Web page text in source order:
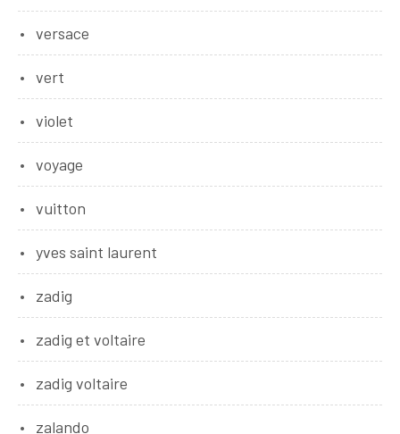
versace
vert
violet
voyage
vuitton
yves saint laurent
zadig
zadig et voltaire
zadig voltaire
zalando